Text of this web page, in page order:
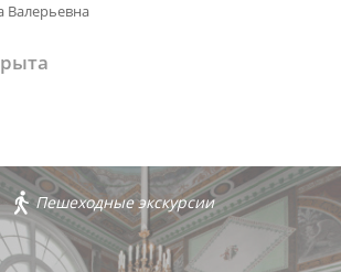
Валерьевна
Пешеходные экскурсии